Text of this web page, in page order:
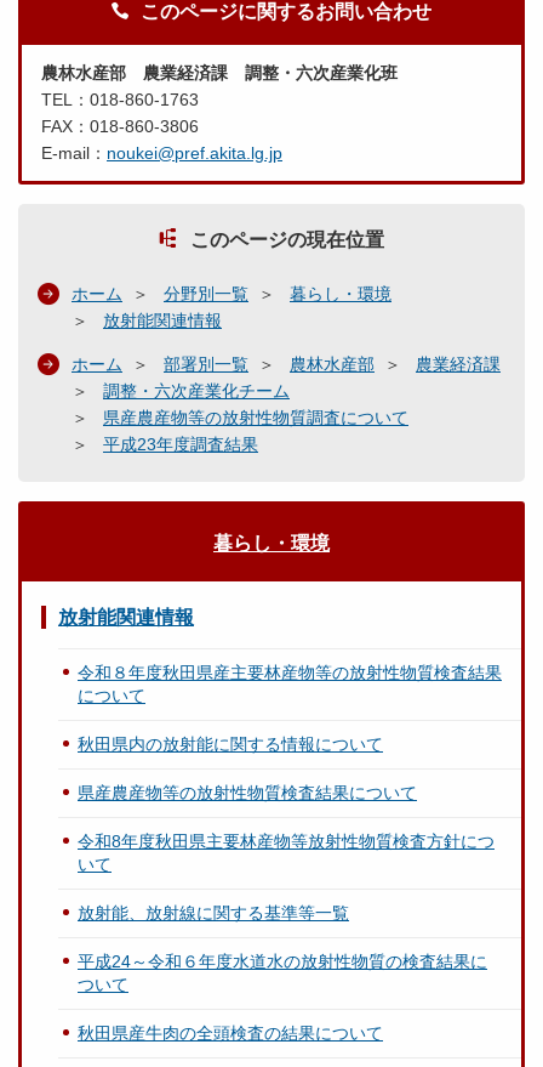
このページに関するお問い合わせ
農林水産部 農業経済課 調整・六次産業化班
TEL：018-860-1763
FAX：018-860-3806
E-mail： noukei@pref.akita.lg.jp
このページの現在位置
ホーム 分野別一覧
暮らし・環境
放射能関連情報
ホーム 部署別一覧 農林水産部
農業経済課
調整・六次産業化チーム
県産農産物等の放射性物質調査について
平成23年度調査結果
暮らし・環境
放射能関連情報
令和８年度秋田県産主要林産物等の放射性物質検査結果
について
秋田県内の放射能に関する情報について
県産農産物等の放射性物質検査結果について
令和8年度秋田県主要林産物等放射性物質検査方針につ
いて
放射能、放射線に関する基準等一覧
平成24～令和６年度水道水の放射性物質の検査結果に
ついて
秋田県産牛肉の全頭検査の結果について